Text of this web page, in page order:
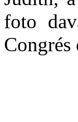
foto
Congrés